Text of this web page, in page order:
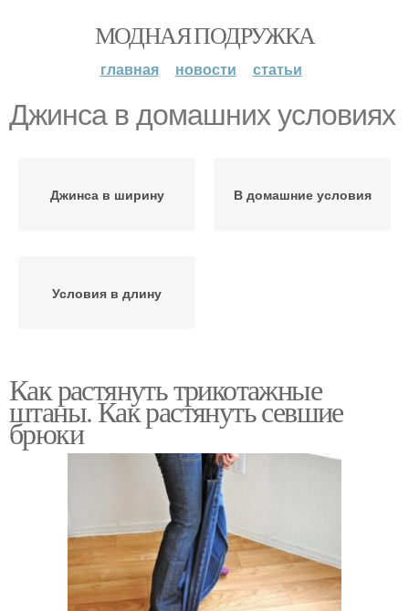
МОДНАЯ ПОДРУЖКА
главная новости статьи
Джинса в домашних условиях
Джинса в ширину В домашние условия
Условия в длину
Как растянуть трикотажные
штаны. Как растянуть севшие
брюки